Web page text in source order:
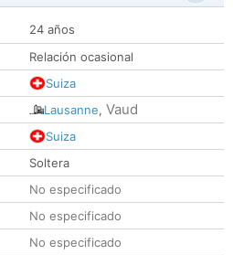
24 años
Relación ocasional
Suiza
Lausanne, Vaud
Suiza
Soltera
No especificado
No especificado
No especificado